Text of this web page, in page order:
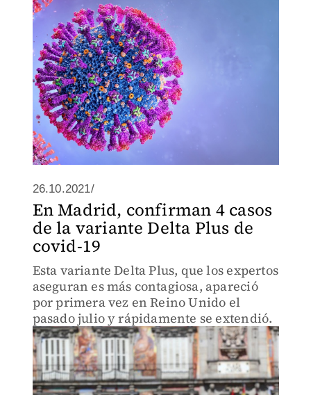
26.10.2021/
En Madrid, confirman 4 casos
de la variante Delta Plus de
covid-19
Esta variante Delta Plus, que los expertos
aseguran es más contagiosa, apareció
por primera vez en Reino Unido el
pasado julio y rápidamente se extendió.